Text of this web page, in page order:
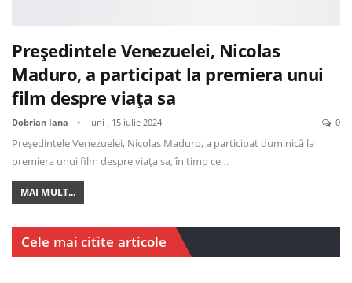
Președintele Venezuelei, Nicolas
Maduro, a participat la premiera unui
film despre viața sa
Dobrian Iana luni , 15 iulie 2024 0
Președintele Venezuelei, Nicolas Maduro, a participat duminică la
premiera unui film despre viața sa, în timp ce…
MAI MULT...
Cele mai citite articole